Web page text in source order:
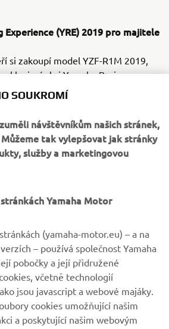
Experience (YRE) 2019 pro majitele
si zakoupí model YZF-R1M 2019,
akci Yamaha Racing
na jaře 2019 na některém z
tak dostávají jedinečnou příležitost
světa závodů Yamaha Racing.
R1M má akce Yamaha Racing
charakter. Tato jedinečná
umožňuje zákazníkům seznámit se
workshopů, které povede skutečná
a elektroniku, kterými model
projet se na závodní dráze s
Yamaha.
na webuhttps://yre.yamaha-
SOUKROMÍ
návštěvníkům našich stránek,
tak vylepšovat jak stránky
služby a marketingovou
Yamaha Motor
(yamaha-motor.eu) – a na
– používá společnost Yamaha
pobočky a její přidružené
včetně technologií
jsou javascript a webové majáky.
cookies umožňující našim
a poskytující našim webovým